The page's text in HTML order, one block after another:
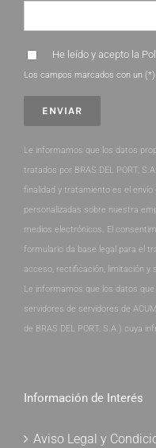
He leído y acepto la
Los campos marcados con un
Le informamos que los datos
tratados por BRAS DEL PORT,
finalidad y tratamiento es el
personalizadas sobre nuestra
medios electrónicos. El
formulario da base legal para el
acceso, rectificación, limitación y
Le informamos que los datos
servidores de servidores de
de BRAS DEL PORT, S.A.) cuya
Información de Interés
Aviso Legal y